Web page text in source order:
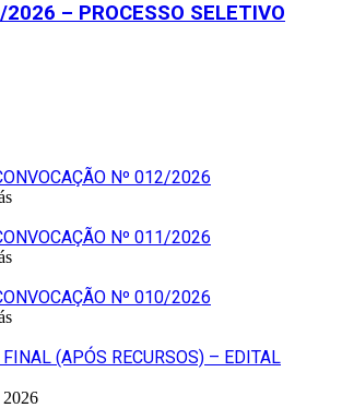
– PROCESSO SELETIVO
Nº 012/2026
Nº 011/2026
Nº 010/2026
FINAL (APÓS RECURSOS) – EDITAL
2026